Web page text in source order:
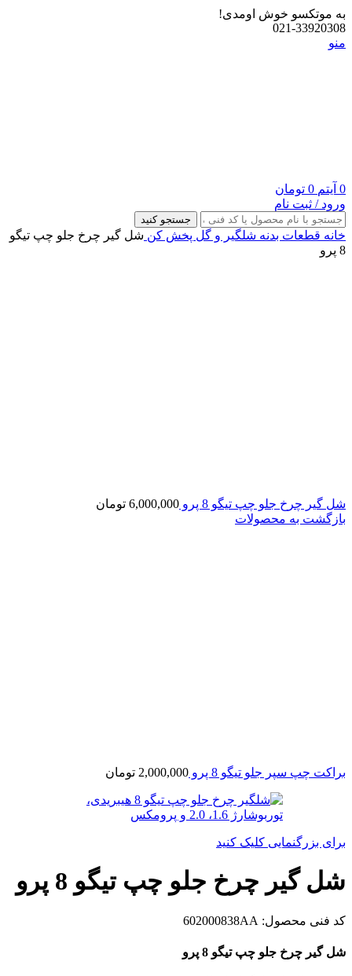
به موتکسو خوش اومدی!
021-33920308
منو
0 آیتم 0 تومان
ورود / ثبت نام
جستجو کنید
خانه قطعات بدنه شلگیر و گل‌ پخش‌ کن شل گیر چرخ جلو چپ تیگو
8 پرو
شل گیر چرخ جلو چپ تیگو 8 پرو 6,000,000 تومان
بازگشت به محصولات
براکت چپ سپر جلو تیگو 8 پرو 2,000,000 تومان
برای بزرگنمایی کلیک کنید
شل گیر چرخ جلو چپ تیگو 8 پرو
کد فنی محصول: 602000838AA
شل گیر چرخ جلو چپ تیگو 8 پرو